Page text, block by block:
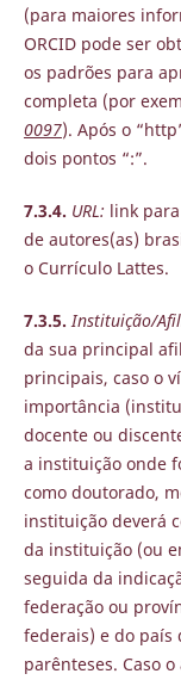
(para maiores
ORCID pode ser
os padrões para
completa (por
0097). Após o
dois pontos “:”.
7.3.4. URL: link
de autores(as)
o Currículo Lattes.
7.3.5.Instituição/
da sua principal
principais, caso o
importância
docente ou
a instituição onde
como doutorado,
instituição deverá
da instituição (ou
seguida da
federação ou
federais) e do
parênteses. Caso